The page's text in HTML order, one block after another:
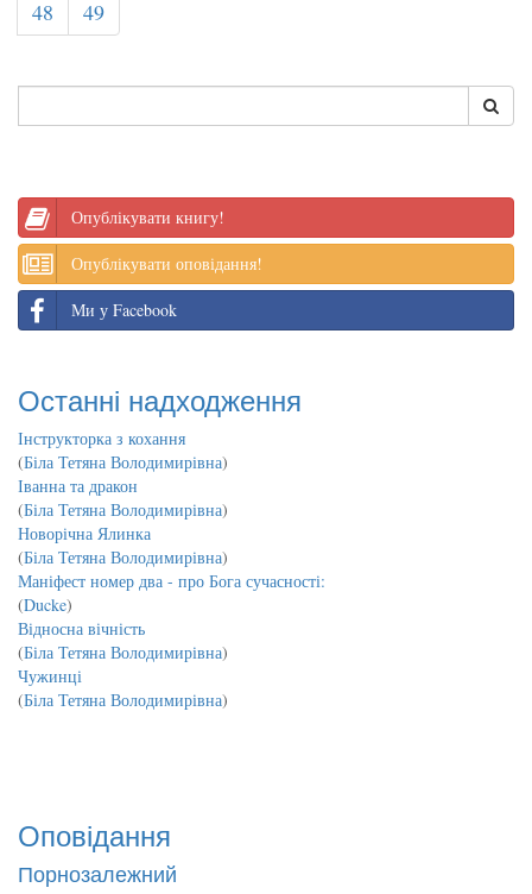
48 49
Опублікувати книгу!
Опублікувати оповідання!
Ми у Facebook
Останні надходження
Інструкторка з кохання
(Біла Тетяна Володимирівна)
Іванна та дракон
(Біла Тетяна Володимирівна)
Новорічна Ялинка
(Біла Тетяна Володимирівна)
Маніфест номер два - про Бога сучасності:
(Ducke)
Відносна вічність
(Біла Тетяна Володимирівна)
Чужинці
(Біла Тетяна Володимирівна)
Оповідання
Порнозалежний